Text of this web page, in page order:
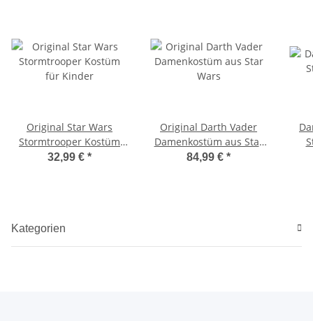
Original Star Wars
Stormtrooper Kostüm
für Kinder
32,99 € *
Original Darth Vader
Damenkostüm aus Star
Wars
84,99 € *
Kategorien